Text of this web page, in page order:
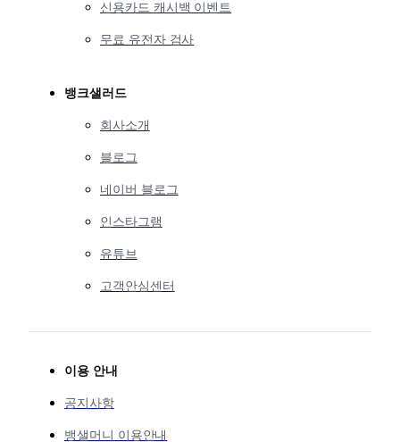
신용카드 캐시백 이벤트
무료 유전자 검사
뱅크샐러드
회사소개
블로그
네이버 블로그
인스타그램
유튜브
고객안심센터
이용 안내
공지사항
뱅샐머니 이용안내